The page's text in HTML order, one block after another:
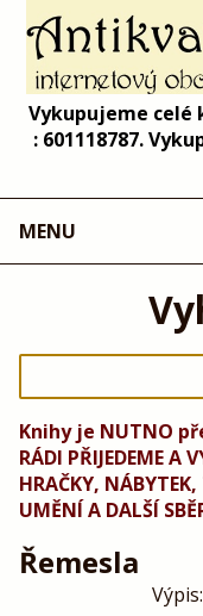
Vykupujeme celé
: 601118787.
MENU
Knihy je NUTNO
RÁDI PŘIJEDEME A
HRAČKY,
UMĚNÍ A DALŠÍ
Řemesla
Výpis: